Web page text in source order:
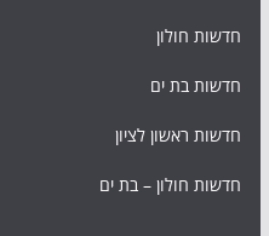
חדשות חולון
חדשות בת ים
חדשות ראשון לציון
חדשות חולון – בת ים